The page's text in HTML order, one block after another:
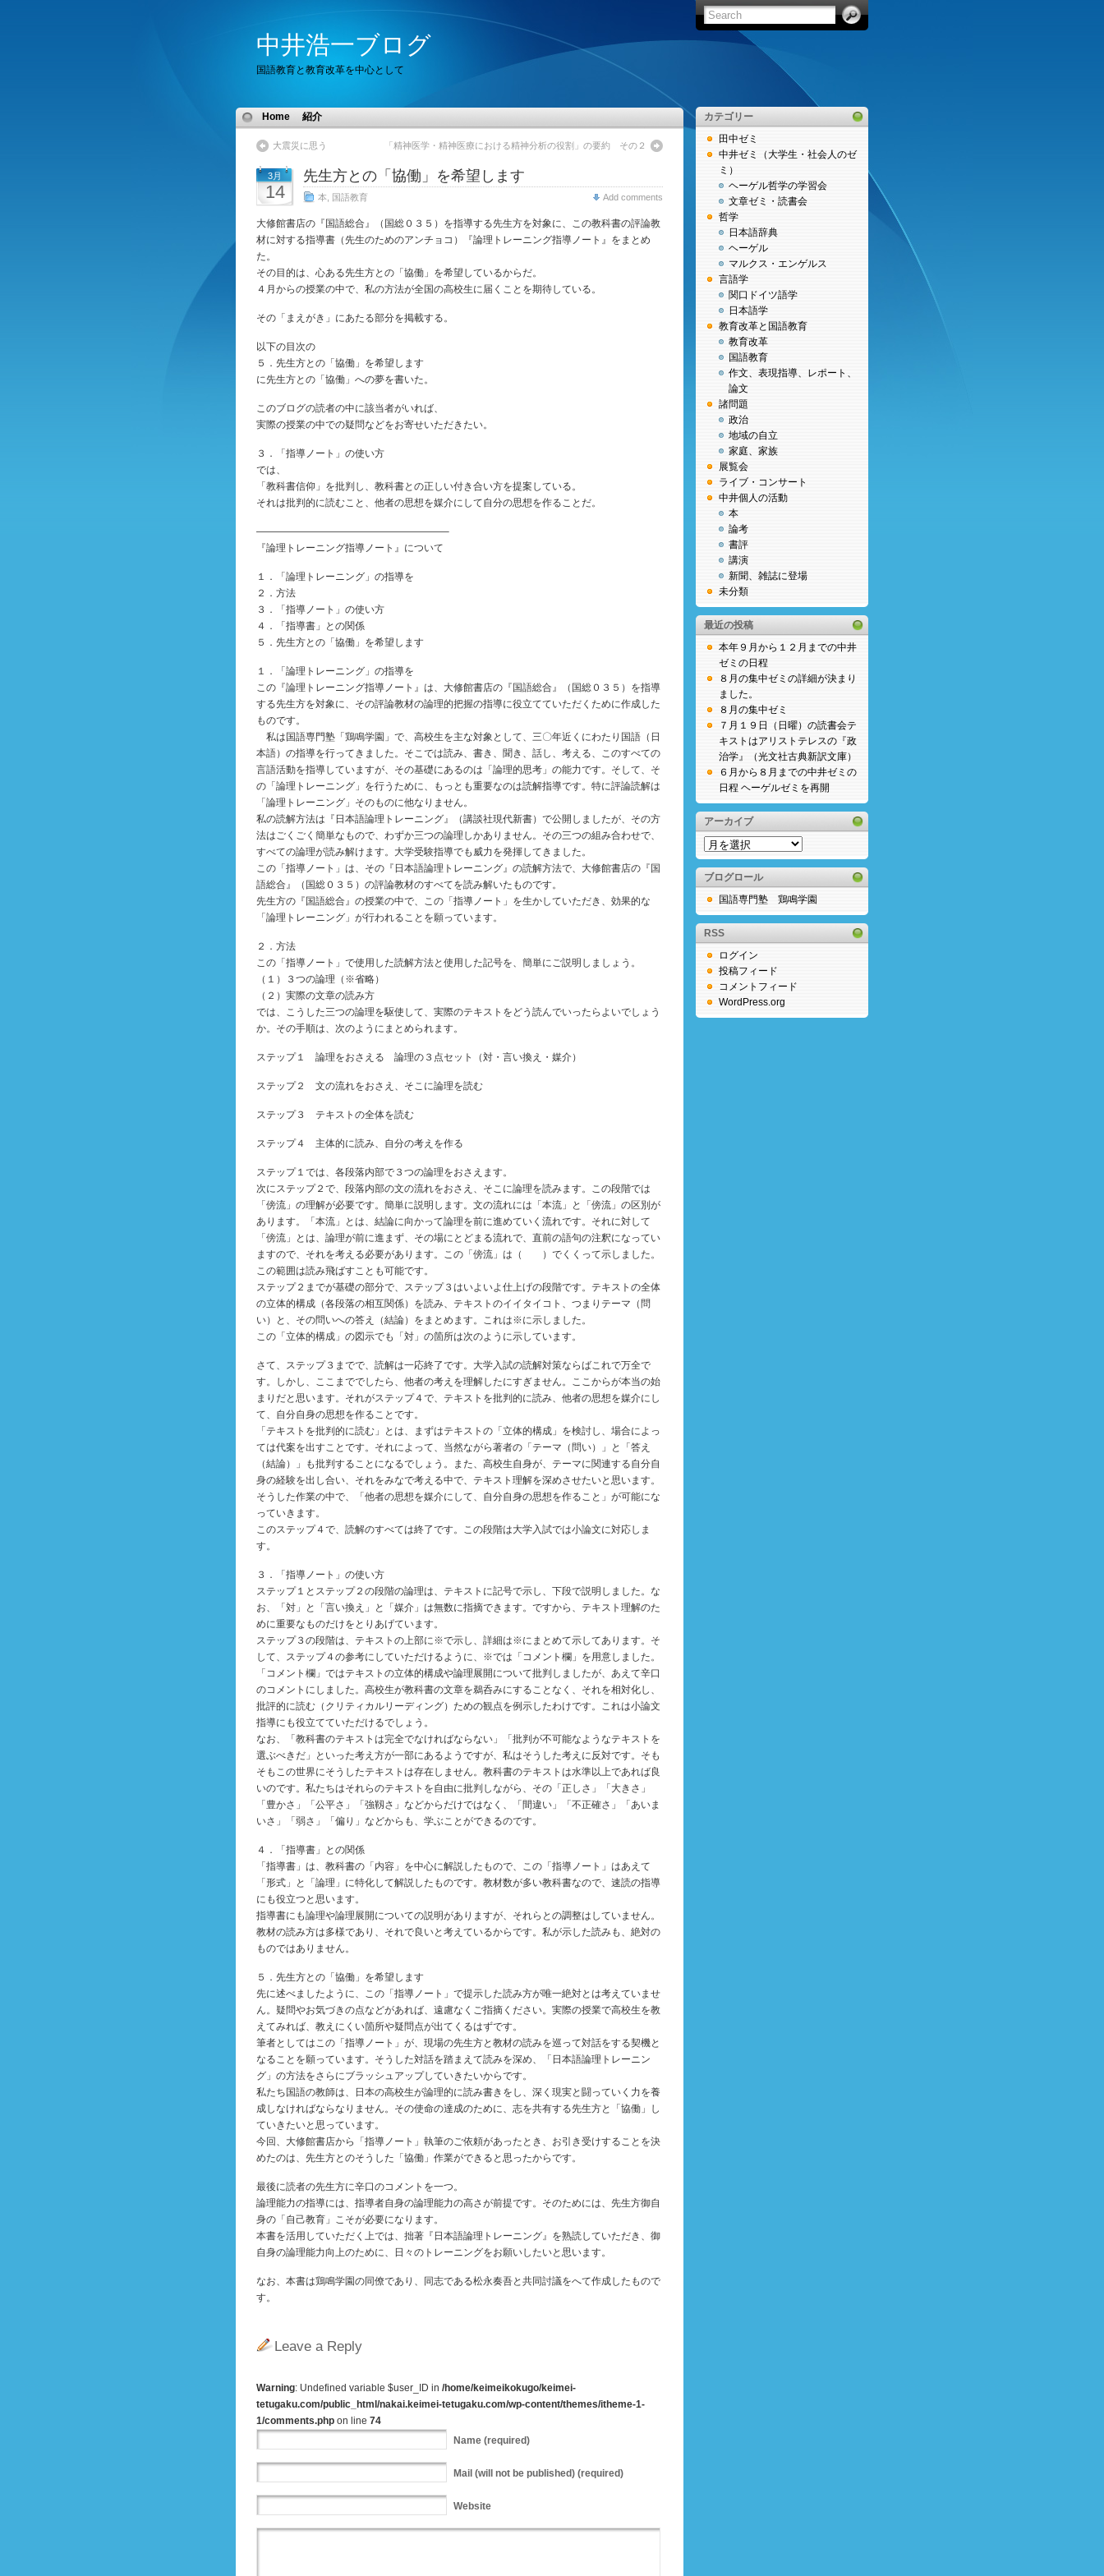
中井浩一ブログ
国語教育と教育改革を中心として
Home 紹介
大震災に思う 「精神医学・精神医療における精神分析の役割」の要約 その２
3月
14
先生方との「協働」を希望します
本 国語教育 Add comments
大修館書店の『国語総合』（国総０３５）を指導する先生方を対象に、この教科書の評論教
材に対する指導書（先生のためのアンチョコ）『論理トレーニング指導ノート』をまとめ
た。
その目的は、心ある先生方との「協働」を希望しているからだ。
４月からの授業の中で、私の方法が全国の高校生に届くことを期待している。
その「まえがき」にあたる部分を掲載する。
以下の目次の
５．先生方との「協働」を希望します
に先生方との「協働」への夢を書いた。
このブログの読者の中に該当者がいれば、
実際の授業の中での疑問などをお寄せいただきたい。
３．「指導ノート」の使い方
では、
「教科書信仰」を批判し、教科書との正しい付き合い方を提案している。
それは批判的に読むこと、他者の思想を媒介にして自分の思想を作ることだ。
———————————————————–
『論理トレーニング指導ノート』について
１．「論理トレーニング」の指導を
２．方法
３．「指導ノート」の使い方
４．「指導書」との関係
５．先生方との「協働」を希望します
１．「論理トレーニング」の指導を
この『論理トレーニング指導ノート』は、大修館書店の『国語総合』（国総０３５）を指導
する先生方を対象に、その評論教材の論理的把握の指導に役立てていただくために作成した
ものです。
私は国語専門塾「鶏鳴学園」で、高校生を主な対象として、三〇年近くにわたり国語（日
本語）の指導を行ってきました。そこでは読み、書き、聞き、話し、考える、このすべての
言語活動を指導していますが、その基礎にあるのは「論理的思考」の能力です。そして、そ
の「論理トレーニング」を行うために、もっとも重要なのは読解指導です。特に評論読解は
「論理トレーニング」そのものに他なりません。
私の読解方法は『日本語論理トレーニング』（講談社現代新書）で公開しましたが、その方
法はごくごく簡単なもので、わずか三つの論理しかありません。その三つの組み合わせで、
すべての論理が読み解けます。大学受験指導でも威力を発揮してきました。
この「指導ノート」は、その『日本語論理トレーニング』の読解方法で、大修館書店の『国
語総合』（国総０３５）の評論教材のすべてを読み解いたものです。
先生方の『国語総合』の授業の中で、この「指導ノート」を生かしていただき、効果的な
「論理トレーニング」が行われることを願っています。
２．方法
この「指導ノート」で使用した読解方法と使用した記号を、簡単にご説明しましょう。
（１）３つの論理（※省略）
（２）実際の文章の読み方
では、こうした三つの論理を駆使して、実際のテキストをどう読んでいったらよいでしょう
か。その手順は、次のようにまとめられます。
ステップ１ 論理をおさえる 論理の３点セット（対・言い換え・媒介）
ステップ２ 文の流れをおさえ、そこに論理を読む
ステップ３ テキストの全体を読む
ステップ４ 主体的に読み、自分の考えを作る
ステップ１では、各段落内部で３つの論理をおさえます。
次にステップ２で、段落内部の文の流れをおさえ、そこに論理を読みます。この段階では
「傍流」の理解が必要です。簡単に説明します。文の流れには「本流」と「傍流」の区別が
あります。「本流」とは、結論に向かって論理を前に進めていく流れです。それに対して
「傍流」とは、論理が前に進まず、その場にとどまる流れで、直前の語句の注釈になってい
ますので、それを考える必要があります。この「傍流」は（ ）でくくって示しました。
この範囲は読み飛ばすことも可能です。
ステップ２までが基礎の部分で、ステップ３はいよいよ仕上げの段階です。テキストの全体
の立体的構成（各段落の相互関係）を読み、テキストのイイタイコト、つまりテーマ（問
い）と、その問いへの答え（結論）をまとめます。これは※に示しました。
この「立体的構成」の図示でも「対」の箇所は次のように示しています。
さて、ステップ３までで、読解は一応終了です。大学入試の読解対策ならばこれで万全で
す。しかし、ここまででしたら、他者の考えを理解したにすぎません。ここからが本当の始
まりだと思います。それがステップ４で、テキストを批判的に読み、他者の思想を媒介にし
て、自分自身の思想を作ることです。
「テキストを批判的に読む」とは、まずはテキストの「立体的構成」を検討し、場合によっ
ては代案を出すことです。それによって、当然ながら著者の「テーマ（問い）」と「答え
（結論）」も批判することになるでしょう。また、高校生自身が、テーマに関連する自分自
身の経験を出し合い、それをみなで考える中で、テキスト理解を深めさせたいと思います。
そうした作業の中で、「他者の思想を媒介にして、自分自身の思想を作ること」が可能にな
っていきます。
このステップ４で、読解のすべては終了です。この段階は大学入試では小論文に対応しま
す。
３．「指導ノート」の使い方
ステップ１とステップ２の段階の論理は、テキストに記号で示し、下段で説明しました。な
お、「対」と「言い換え」と「媒介」は無数に指摘できます。ですから、テキスト理解のた
めに重要なものだけをとりあげています。
ステップ３の段階は、テキストの上部に※で示し、詳細は※にまとめて示してあります。そ
して、ステップ４の参考にしていただけるように、※では「コメント欄」を用意しました。
「コメント欄」ではテキストの立体的構成や論理展開について批判しましたが、あえて辛口
のコメントにしました。高校生が教科書の文章を鵜呑みにすることなく、それを相対化し、
批評的に読む（クリティカルリーディング）ための観点を例示したわけです。これは小論文
指導にも役立てていただけるでしょう。
なお、「教科書のテキストは完全でなければならない」「批判が不可能なようなテキストを
選ぶべきだ」といった考え方が一部にあるようですが、私はそうした考えに反対です。そも
そもこの世界にそうしたテキストは存在しません。教科書のテキストは水準以上であれば良
いのです。私たちはそれらのテキストを自由に批判しながら、その「正しさ」「大きさ」
「豊かさ」「公平さ」「強靱さ」などからだけではなく、「間違い」「不正確さ」「あいま
いさ」「弱さ」「偏り」などからも、学ぶことができるのです。
４．「指導書」との関係
「指導書」は、教科書の「内容」を中心に解説したもので、この「指導ノート」はあえて
「形式」と「論理」に特化して解説したものです。教材数が多い教科書なので、速読の指導
にも役立つと思います。
指導書にも論理や論理展開についての説明がありますが、それらとの調整はしていません。
教材の読み方は多様であり、それで良いと考えているからです。私が示した読みも、絶対の
ものではありません。
５．先生方との「協働」を希望します
先に述べましたように、この「指導ノート」で提示した読み方が唯一絶対とは考えていませ
ん。疑問やお気づきの点などがあれば、遠慮なくご指摘ください。実際の授業で高校生を教
えてみれば、教えにくい箇所や疑問点が出てくるはずです。
筆者としてはこの「指導ノート」が、現場の先生方と教材の読みを巡って対話をする契機と
なることを願っています。そうした対話を踏まえて読みを深め、「日本語論理トレーニン
グ」の方法をさらにブラッシュアップしていきたいからです。
私たち国語の教師は、日本の高校生が論理的に読み書きをし、深く現実と闘っていく力を養
成しなければならなりません。その使命の達成のために、志を共有する先生方と「協働」し
ていきたいと思っています。
今回、大修館書店から「指導ノート」執筆のご依頼があったとき、お引き受けすることを決
めたのは、先生方とのそうした「協働」作業ができると思ったからです。
最後に読者の先生方に辛口のコメントを一つ。
論理能力の指導には、指導者自身の論理能力の高さが前提です。そのためには、先生方御自
身の「自己教育」こそが必要になります。
本書を活用していただく上では、拙著『日本語論理トレーニング』を熟読していただき、御
自身の論理能力向上のために、日々のトレーニングをお願いしたいと思います。
なお、本書は鶏鳴学園の同僚であり、同志である松永奏吾と共同討議をへて作成したもので
す。
Leave a Reply
Warning: Undefined variable $user_ID in /home/keimeikokugo/keimei-
tetugaku.com/public_html/nakai.keimei-tetugaku.com/wp-content/themes/itheme-1-
1/comments.php on line 74
Name (required)
Mail (will not be published) (required)
Website
カテゴリー
田中ゼミ
中井ゼミ（大学生・社会人のゼ
ミ）
ヘーゲル哲学の学習会
文章ゼミ・読書会
哲学
日本語辞典
ヘーゲル
マルクス・エンゲルス
言語学
関口ドイツ語学
日本語学
教育改革と国語教育
教育改革
国語教育
作文、表現指導、レポート、
論文
諸問題
政治
地域の自立
家庭、家族
展覧会
ライブ・コンサート
中井個人の活動
本
論考
書評
講演
新聞、雑誌に登場
未分類
最近の投稿
本年９月から１２月までの中井
ゼミの日程
８月の集中ゼミの詳細が決まり
ました。
８月の集中ゼミ
７月１９日（日曜）の読書会テ
キストはアリストテレスの『政
治学』（光文社古典新訳文庫）
６月から８月までの中井ゼミの
日程 ヘーゲルゼミを再開
アーカイブ
ア
ー
カ
イ
ブ
ブログロール
国語専門塾 鶏鳴学園
RSS
ログイン
投稿フィード
コメントフィード
WordPress.org